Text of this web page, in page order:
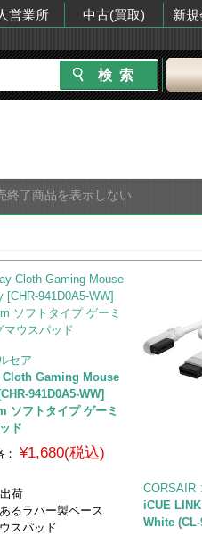
営業所 中古(買取) 新
終了商品を表示しない
セア
Cloth Gaming Mouse
941D0A5-WW]
ソフトタイプ ゲーミ
ド
¥1,680(税込)
荷
るラバー製ベース
スパッド
CORSAIR
iCUE
White (CL-